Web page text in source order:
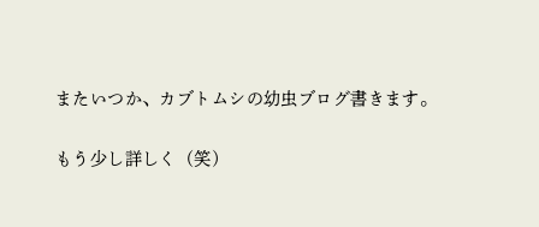
またいつか、カブトムシの幼虫ブログ書きます。
もう少し詳しく（笑）